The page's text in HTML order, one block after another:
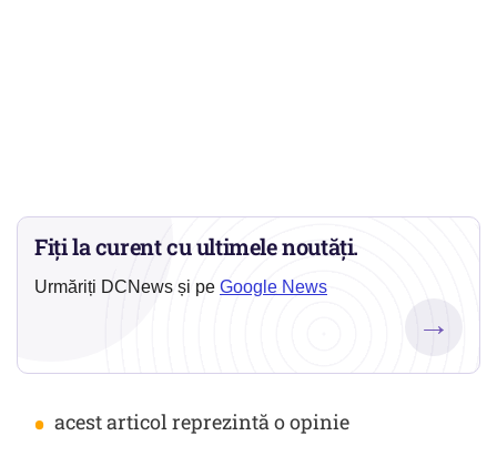
Fiți la curent cu ultimele noutăți.
Urmăriți DCNews și pe Google News
→
• acest articol reprezintă o opinie